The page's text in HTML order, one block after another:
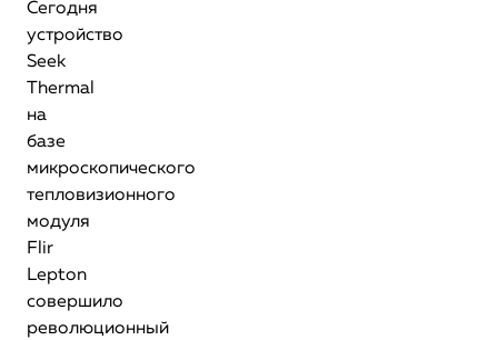
Сегодня
устройство
Seek
Thermal
на
базе
микроскопического
тепловизионного
модуля
Flir
Lepton
совершило
революционный